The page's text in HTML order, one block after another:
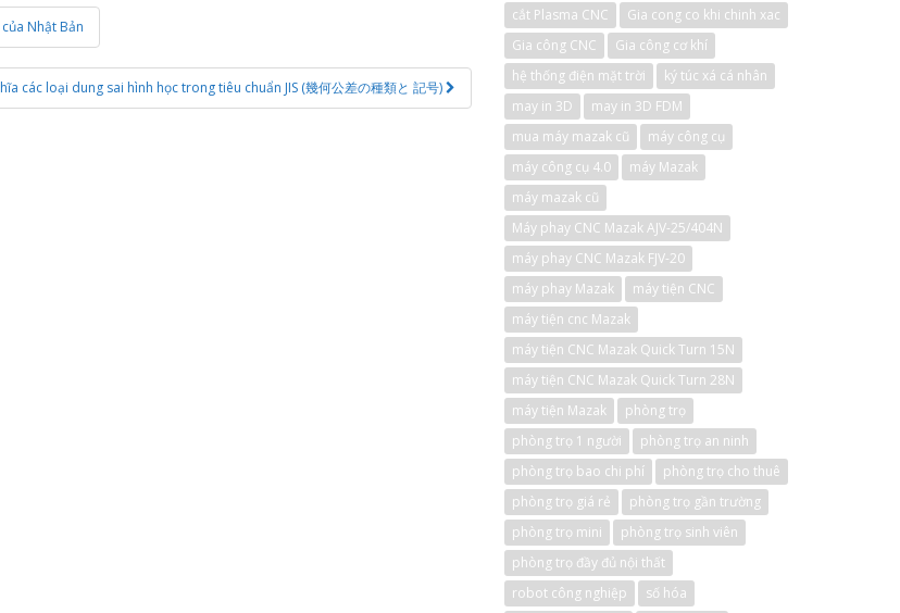
Nhật Bản
các loại dung sai hình học trong tiêu chuẩn JIS (幾何公差の種類と 記号)
cắt Plasma CNC
Gia cong co khi chinh xac
Gia công CNC
Gia công cơ khí
hệ thống điện mặt trời
ký túc xá cá nhân
may in 3D
may in 3D FDM
mua máy mazak cũ
máy công cụ
máy công cụ 4.0
máy Mazak
máy mazak cũ
Máy phay CNC Mazak AJV-25/404N
máy phay CNC Mazak FJV-20
máy phay Mazak
máy tiện CNC
máy tiện cnc Mazak
máy tiện CNC Mazak Quick Turn 15N
máy tiện CNC Mazak Quick Turn 28N
máy tiện Mazak
phòng trọ
phòng trọ 1 người
phòng trọ an ninh
phòng trọ bao chi phí
phòng trọ cho thuê
phòng trọ giá rẻ
phòng trọ gần trường
phòng trọ mini
phòng trọ sinh viên
phòng trọ đầy đủ nội thất
robot công nghiệp
số hóa